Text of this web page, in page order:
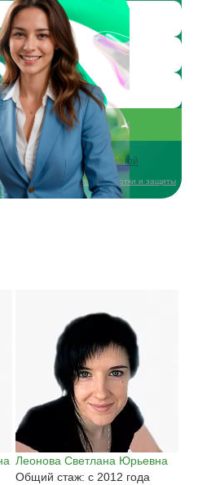
и рекламной
сполитикой в области обработки и защиты
Леонова Светлана Юрьевна
Общий стаж: с 2012 года